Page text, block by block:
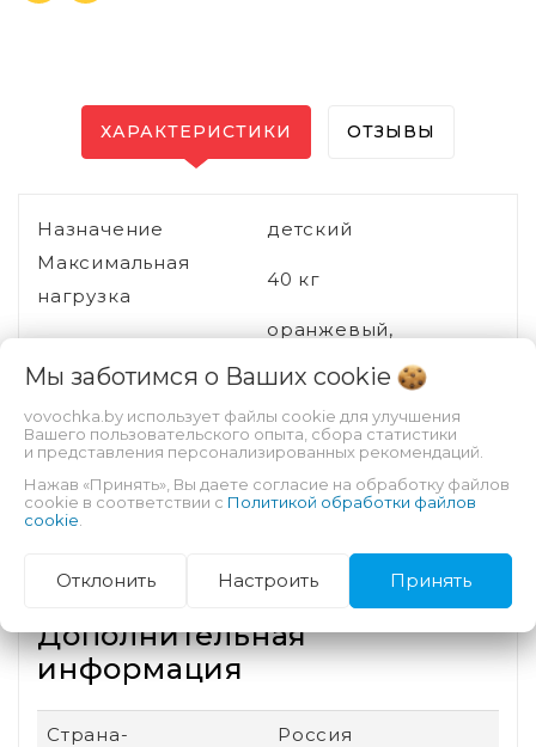
ХАРАКТЕРИСТИКИ ОТЗЫВЫ
Назначение
детский
Максимальная
нагрузка
40 кг
Цвет
оранжевый,
бирюзовый
Количество колёс
3
Диаметр колёс
100 мм, 115 мм
Материал колёс
резина
Надувные колёса
Дополнительная
информация
Страна-
Россия
Мы заботимся о Ваших cookie
vovochka.by использует файлы cookie для улучшения
Вашего пользовательского опыта, сбора статистики
и представления персонализированных рекомендаций.
Нажав «Принять», Вы даете согласие на обработку файлов
cookie в соответствии с Политикой обработки файлов
cookie
Отклонить Настроить Принять